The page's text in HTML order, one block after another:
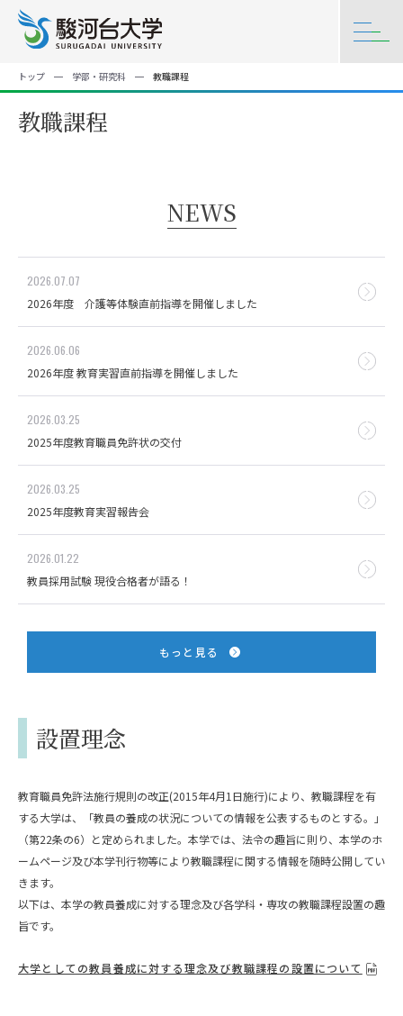
トップ 学部・研究科 教職課程
教職課程
NEWS
2026.07.07
2026年度 介護等体験直前指導を開催しました
2026.06.06
2026年度 教育実習直前指導を開催しました
2026.03.25
2025年度教育職員免許状の交付
2026.03.25
2025年度教育実習報告会
2026.01.22
教員採用試験 現役合格者が語る！
もっと見る
設置理念
教育職員免許法施行規則の改正(2015年4月1日施行)により、教職課程を有
する大学は、「教員の養成の状況についての情報を公表するものとする。」
（第22条の6）と定められました。本学では、法令の趣旨に則り、本学のホ
ームページ及び本学刊行物等により教職課程に関する情報を随時公開してい
きます。
以下は、本学の教員養成に対する理念及び各学科・専攻の教職課程設置の趣
旨です。
大学としての教員養成に対する理念及び教職課程の設置について